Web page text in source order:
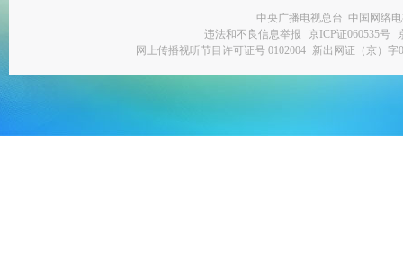
中央广播电视总台 中国网络
违法和不良信息举报
京ICP证060535号
网上传播视听节目许可证号 0102004 新出网证（京）